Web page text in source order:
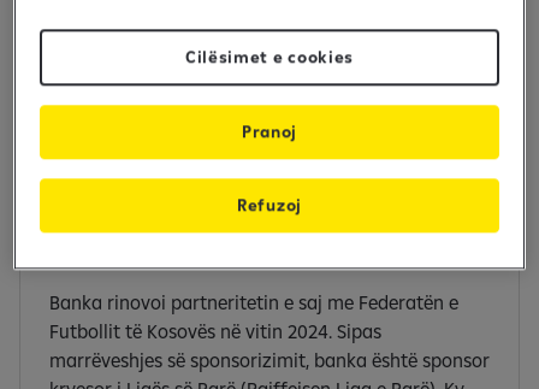
Banka rinovoi partneritetin e saj me Federatën e
Futbollit të Kosovës në vitin 2024. Sipas
marrëveshjes së sponsorizimit, banka është sponsor
Cilësimet e cookies
Refuzoj
Pranoj